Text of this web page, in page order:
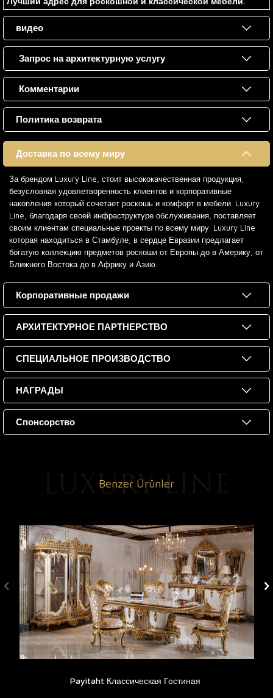
видео
Запрос на архитектурную услугу
Комментарии
Политика возврата
Доставка по всему миру
За брендом Luxury Line, стоит высококачественная продукция,
безусловная удовлетворенность клиентов и корпоративные
накопления который сочетает роскошь и комфорт в мебели. Luxury
Line, благодаря своей инфраструктуре обслуживания, поставляет
своим клиентам специальные проекты по всему миру. Luxury Line
которая находиться в Стамбуле, в сердце Евразии предлагает
богатую коллекцию предметов роскоши от Европы до в Америку, от
Ближнего Востока до в Африку и Азию.
Корпоративные продажи
АРХИТЕКТУРНОЕ ПАРТНЕРСТВО
СПЕЦИАЛЬНОЕ ПРОИЗВОДСТВО
НАГРАДЫ
Спонсорство
Benzer Ürünler
Payitaht Классическая Гостиная